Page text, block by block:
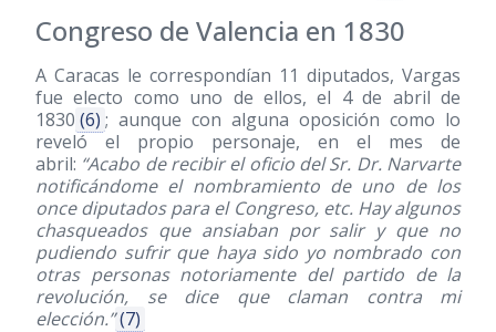
Congreso de Valencia en 1830
A Caracas le correspondían 11 diputados, Vargas
fue electo como uno de ellos, el 4 de abril de
1830 (6) ; aunque con alguna oposición como lo
reveló el propio personaje, en el mes de
abril: “Acabo de recibir el oficio del Sr. Dr. Narvarte
notificándome el nombramiento de uno de los
once diputados para el Congreso, etc. Hay algunos
chasqueados que ansiaban por salir y que no
pudiendo sufrir que haya sido yo nombrado con
otras personas notoriamente del partido de la
revolución, se dice que claman contra mi
elección.”(7)